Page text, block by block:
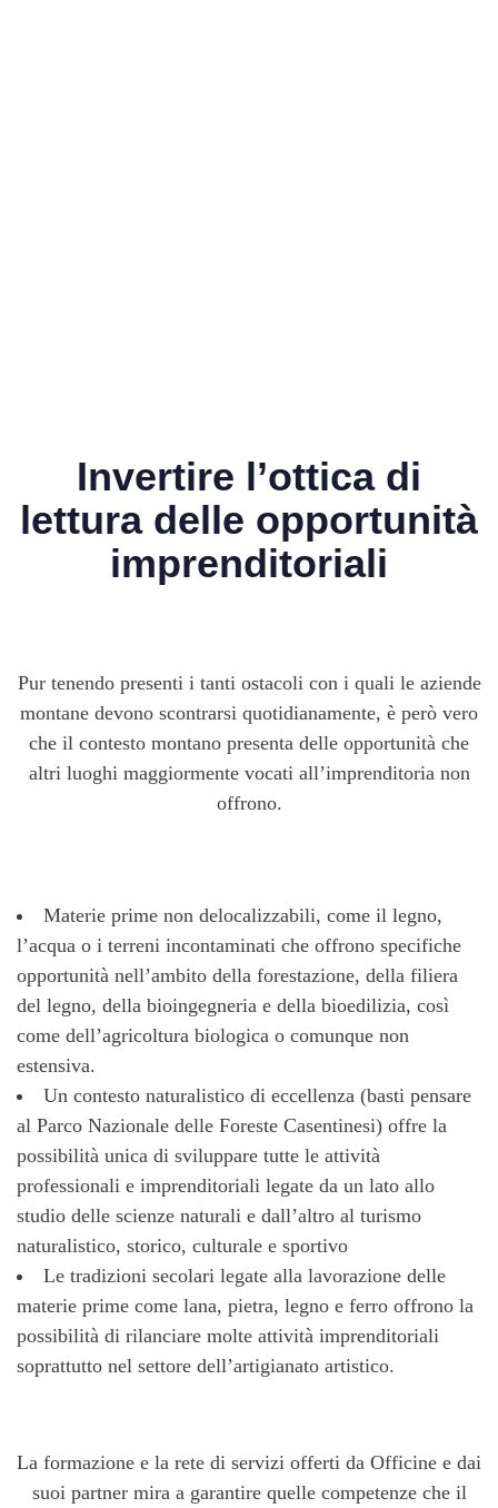
Invertire l’ottica di
lettura delle opportunità
imprenditoriali
Pur tenendo presenti i tanti ostacoli con i quali le aziende
montane devono scontrarsi quotidianamente, è però vero
che il contesto montano presenta delle opportunità che
altri luoghi maggiormente vocati all’imprenditoria non
offrono.
Materie prime non delocalizzabili, come il legno,
l’acqua o i terreni incontaminati che offrono specifiche
opportunità nell’ambito della forestazione, della filiera
del legno, della bioingegneria e della bioedilizia, così
come dell’agricoltura biologica o comunque non
estensiva.
Un contesto naturalistico di eccellenza (basti pensare
al Parco Nazionale delle Foreste Casentinesi) offre la
possibilità unica di sviluppare tutte le attività
professionali e imprenditoriali legate da un lato allo
studio delle scienze naturali e dall’altro al turismo
naturalistico, storico, culturale e sportivo
Le tradizioni secolari legate alla lavorazione delle
materie prime come lana, pietra, legno e ferro offrono la
possibilità di rilanciare molte attività imprenditoriali
soprattutto nel settore dell’artigianato artistico.
La formazione e la rete di servizi offerti da Officine e dai
suoi partner mira a garantire quelle competenze che il